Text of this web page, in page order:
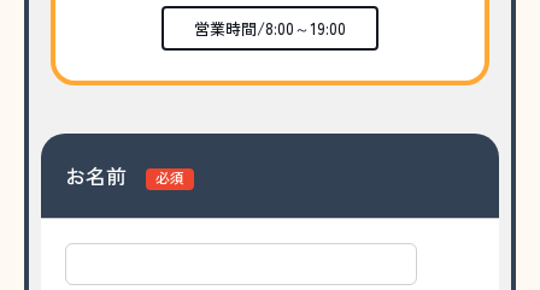
営業時間/8:00～19:00
お名前 必須